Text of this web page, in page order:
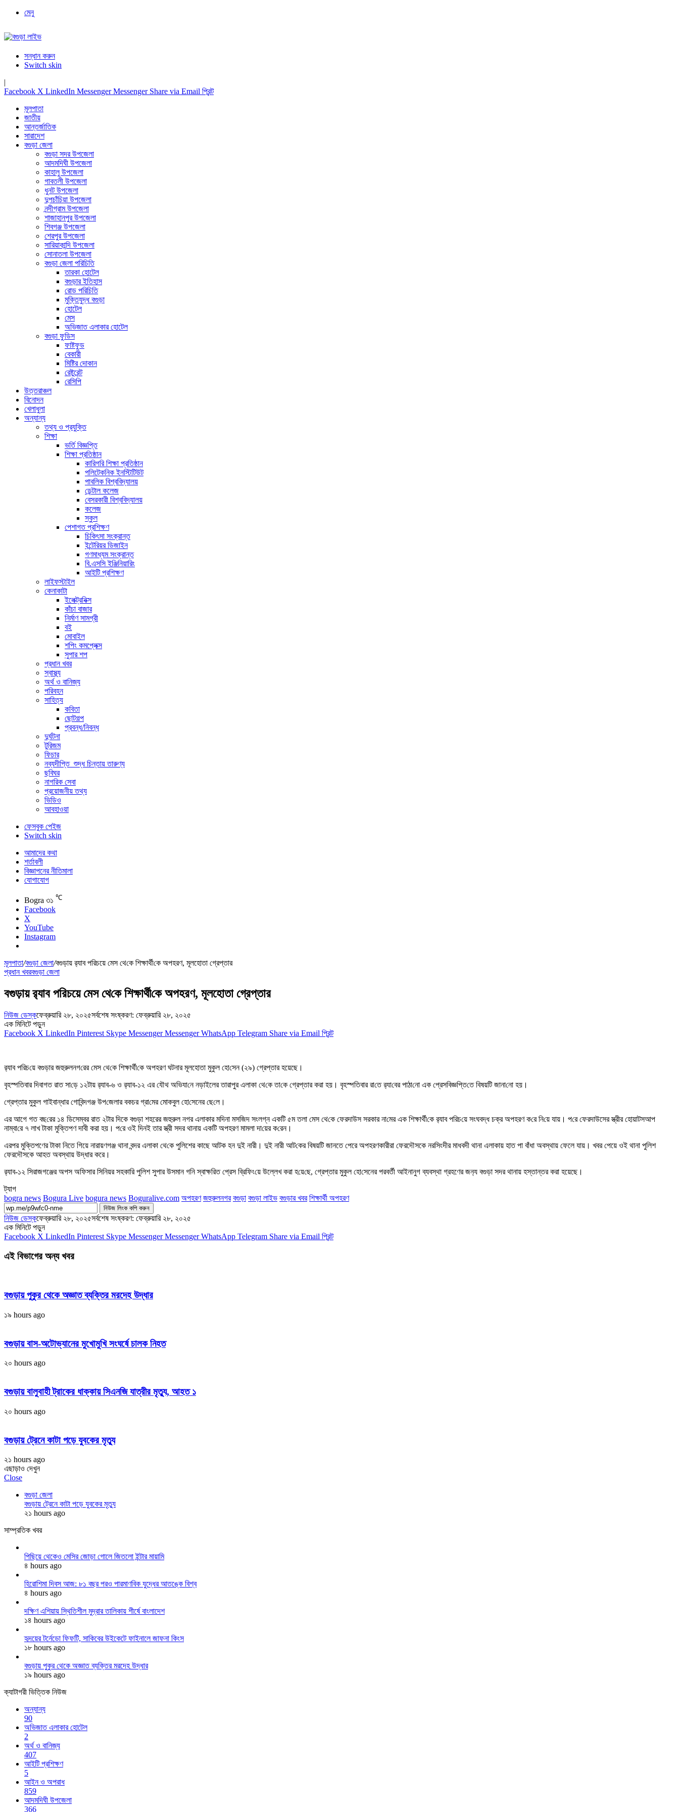
মেনু
সন্ধান করুন
Switch skin
|
Facebook X LinkedIn Messenger Messenger Share via Email প্রিন্ট
মূলপাতা
জাতীয়
আন্তর্জাতিক
সারাদেশ
বগুড়া জেলা
বগুড়া সদর উপজেলা
আদমদিঘী উপজেলা
কাহালু উপজেলা
গাবতলী উপজেলা
ধুনট উপজেলা
দুপচাঁচিয়া উপজেলা
নন্দীগ্রাম উপজেলা
শাজাহানপুর উপজেলা
শিবগঞ্জ উপজেলা
শেরপুর উপজেলা
সারিয়াকান্দি উপজেলা
সোনাতলা উপজেলা
বগুড়া জেলা পরিচিতি
তারকা হোটেল
বগুড়ার ইতিহাস
রোড পরিচিতি
মুক্তিযুদ্ধ বগুড়া
হোটেল
মেস
অভিজাত এলাকার হোটেল
বগুড়া ফুডিস
ফাষ্টফুড
বেকারী
মিষ্টির দোকান
রেষ্টুরেন্ট
রেসিপি
উত্তরাঞ্চল
বিনোদন
খেলাধুলা
অন্যান্য
তথ্য ও প্রযুক্তি
শিক্ষা
ভর্তি বিজ্ঞপ্তি
শিক্ষা প্রতিষ্ঠান
কারিগরি শিক্ষা প্রতিষ্ঠান
পলিটেকনিক ইনস্টিটিউট
পাবলিক বিশ্ববিদ্যালয়
ডেন্টাল কলেজ
বেসরকারী বিশ্ববিদ্যালয়
কলেজ
স্কুল
পেশাগত প্রশিক্ষণ
চিকিৎসা সংক্রান্ত
ইন্টেরিয়র ডিজাইন
গণমাধ্যম সংক্রান্ত
বি.এসসি ইঞ্জিনিয়ারিং
আইটি প্রশিক্ষণ
লাইফস্টাইল
কেনাকাটা
ইলেক্ট্রনিক্স
কাঁচা বাজার
নির্মাণ সামগ্রী
বই
মোবাইল
শপিং কমপ্লেক্স
সুপার শপ
প্রধান খবর
স্বাস্থ্য
অর্থ ও বানিজ্য
পরিবহন
সাহিত্য
কবিতা
ছোটগল্প
প্রবন্ধ/নিবন্ধ
দুর্ঘটনা
টুরিজম
ফিচার
নব্যদীপ্তি_শুদ্ধ চিন্তায় তারুণ্য
ছবিঘর
নাগরিক সেবা
প্রয়োজনীয় তথ্য
ভিডিও
আবহাওয়া
ফেসবুক পেইজ
Switch skin
আমাদের কথা
শর্তাবলী
বিজ্ঞাপনের নীতিমালা
যোগাযোগ
Bogra ৩১ ℃
Facebook
X
YouTube
Instagram
মূলপাতা/বগুড়া জেলা/বগুড়ায় র‍্যাব প‌রিচয়ে মেস থে‌কে শিক্ষার্থী‌কে অপহরণ, মূলহোতা গ্রেপ্তার
প্রধান খবরবগুড়া জেলা
বগুড়ায় র‍্যাব প‌রিচয়ে মেস থে‌কে শিক্ষার্থী‌কে অপহরণ, মূলহোতা গ্রেপ্তার
নিউজ ডেস্কফেব্রুয়ারি ২৮, ২০২৫সর্বশেষ সংষ্করণ: ফেব্রুয়ারি ২৮, ২০২৫
এক মিনিটে পড়ুন
Facebook X LinkedIn Pinterest Skype Messenger Messenger WhatsApp Telegram Share via Email প্রিন্ট
র‍্যাব প‌রিচ‌য়ে বগুড়ার জহুরুলনগ‌রের মেস থে‌কে শিক্ষার্থী‌কে অপহর‌ণ ঘটনার মূলহোতা মুকুল হো‌সেন (২৯) গ্রেপ্তার হয়েছে।
বৃহস্প‌তিবার দিবাগত রাত সা‌ড়ে ১২টায় র‌্যাব-৬ ও র‌্যাব-১২ এর যৌথ অ‌ভিযা‌নে নড়াইলের তারাপুর এলাকা থে‌কে তা‌কে গ্রেপ্তার ক‌রা হয়। বৃহস্প‌তিবার রা‌তে র‌্যা‌বের পাঠা‌নো এক প্রেস‌বিজ্ঞ‌প্তি‌তে বিষয়‌টি জানা‌নো হয়।
গ্রেপ্তার মুকুল গাইবান্ধ‌ার গো‌বিন্দগঞ্জ উপ‌জেলার বকচর গ্রা‌মের মোকবুল হো‌সেনের ছে‌লে।
এর আগে গত বছ‌রের ১৪ ডিসেম্বর রাত ২টার দিকে বগুড়া শহরের জহুরুল নগর এলাকার ম‌দিনা মস‌জিদ সংলগ্ন এক‌টি ৫ম তলা মেস থে‌কে ফেরদাউস সরকার না‌মের এক শিক্ষার্থী‌কে র‌্যাব প‌রিচ‌য়ে সংঘবদ্ধ চক্র অপহরণ ক‌রে নি‌য়ে যায়। প‌রে ফেরদাউসের স্ত্রীর হোয়াটসআপ
নাম্বা‌রে ৭ লাখ টাকা মু‌ক্তিপণ দাবী করা হয়। প‌রে ওই দিনই তার স্ত্রী সদর থানায় এক‌টি অপহরণ মামল‌া দ‌া‌য়ের ক‌রেন।
এরপর মুক্তিপণের টাকা নিতে গিয়ে নারায়ণগঞ্জ থানা বন্দর এলাকা থে‌কে পুলিশের কাছে আটক হন দুই নারী। দুই নারী আট‌কের বিষয়টি জানতে পেরে অপহরণকারীরা ফেরদৌসকে নরসিংদীর মাধবদী থানা এলাকায় হাত পা বাঁধা অবস্থায় ফেলে যায়। খবর পেয়ে ওই থানা পুলিশ
ফেরদৌসকে আহত অবস্থায় উদ্ধার করে।
র‌্যাব-১২ সিরাজগঞ্জের অপস অ‌ফিসার সি‌নিয়র সহকা‌রি পু‌লিশ সুপার উসমান গ‌নি স্বাক্ষ‌রিত প্রেস ব্রিফিং‌য়ে উল্লেখ করা হ‌য়ে‌ছে, গ্রেপ্তার মুকুল হো‌সেনের পরবর্তী আইনানুগ ব্যবস্থা গ্রহণের জন‌্য বগুড়া সদর থানায় হস্তান্তর করা হয়েছে।
ট্যাগ
bogra news Bogura Live bogura news Boguralive.com অপহরণ জহুরুলনগর বগুড়া বগুড়া লাইভ বগুড়ার খবর শিক্ষার্থী‌ অপহরণ
নিউজ লিংক কপি করুন
নিউজ ডেস্কফেব্রুয়ারি ২৮, ২০২৫সর্বশেষ সংষ্করণ: ফেব্রুয়ারি ২৮, ২০২৫
এক মিনিটে পড়ুন
Facebook X LinkedIn Pinterest Skype Messenger Messenger WhatsApp Telegram Share via Email প্রিন্ট
এই বিভাগের অন্য খবর
বগুড়ায় পুকুর থেকে অজ্ঞাত ব্যক্তির মরদেহ উদ্ধার
১৯ hours ago
বগুড়ায় বাস-অটোভ্যানের মুখোমুখি সংঘর্ষে চালক নিহত
২০ hours ago
বগুড়ায় বালুবাহী ট্রাকের ধাক্কায় সিএনজি যাত্রীর মৃত্যু, আহত ১
২০ hours ago
বগুড়ায় ট্রেনে কাটা পড়ে যুবকের মৃত্যু
২১ hours ago
এছাড়াও দেখুন
Close
বগুড়া জেলা
বগুড়ায় ট্রেনে কাটা পড়ে যুবকের মৃত্যু
২১ hours ago
সাম্প্রতিক খবর
পিছিয়ে থেকেও মেসির জোড়া গোলে জিতলো ইন্টার মায়ামি
৪ hours ago
হিরোশিমা দিবস আজ: ৮১ বছর পরও পারমাণবিক যুদ্ধের আতঙ্কে বিশ্ব
৪ hours ago
দক্ষিণ এশিয়ায় স্থিতিশীল মুদ্রার তালিকায় শীর্ষে বাংলাদেশ
১৪ hours ago
হৃদয়ের টর্নেডো ফিফটি, সাকিবের উইকেটে ফাইনালে জাফনা কিংস
১৮ hours ago
বগুড়ায় পুকুর থেকে অজ্ঞাত ব্যক্তির মরদেহ উদ্ধার
১৯ hours ago
ক্যাটাগরী ভিত্তিক নিউজ
অন্যান্য
90
অভিজাত এলাকার হোটেল
2
অর্থ ও বানিজ্য
407
আইটি প্রশিক্ষণ
5
আইন ও অপরাধ
859
আদমদিঘী উপজেলা
366